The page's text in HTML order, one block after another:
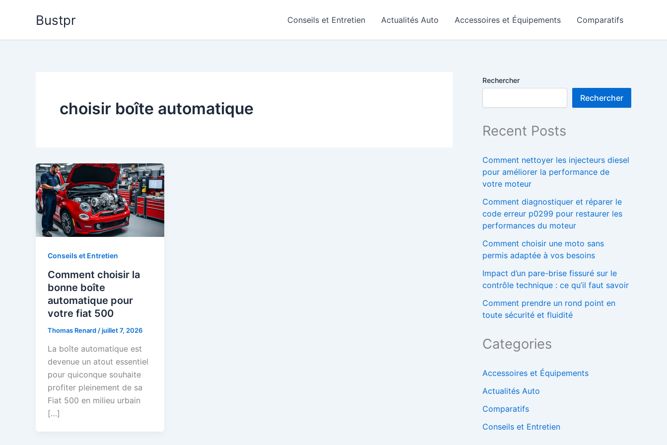
Bustpr Conseils et Entretien Actualités Auto Accessoires et Équipements Comparatifs
choisir boîte automatique
Conseils et Entretien
Comment choisir la
bonne boîte
automatique pour
votre fiat 500
Thomas Renard /juillet 7, 2026
La boîte automatique est
devenue un atout essentiel
pour quiconque souhaite
profiter pleinement de sa
Fiat 500 en milieu urbain
[…]
Rechercher
Rechercher
Recent Posts
Comment nettoyer les injecteurs diesel
pour améliorer la performance de
votre moteur
Comment diagnostiquer et réparer le
code erreur p0299 pour restaurer les
performances du moteur
Comment choisir une moto sans
permis adaptée à vos besoins
Impact d’un pare-brise fissuré sur le
contrôle technique : ce qu’il faut savoir
Comment prendre un rond point en
toute sécurité et fluidité
Categories
Accessoires et Équipements
Actualités Auto
Comparatifs
Conseils et Entretien